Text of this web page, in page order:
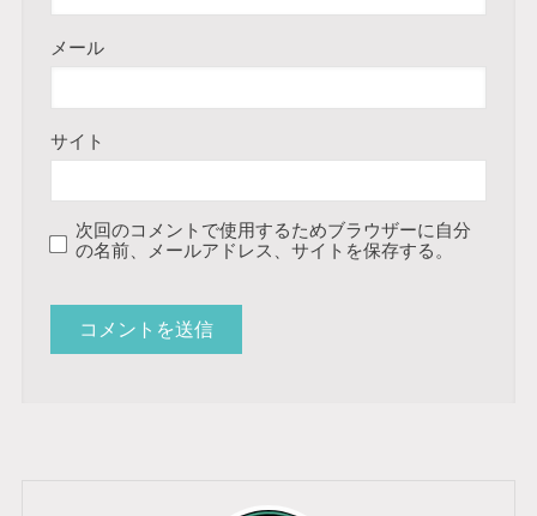
メール
サイト
次回のコメントで使用するためブラウザーに自分
の名前、メールアドレス、サイトを保存する。